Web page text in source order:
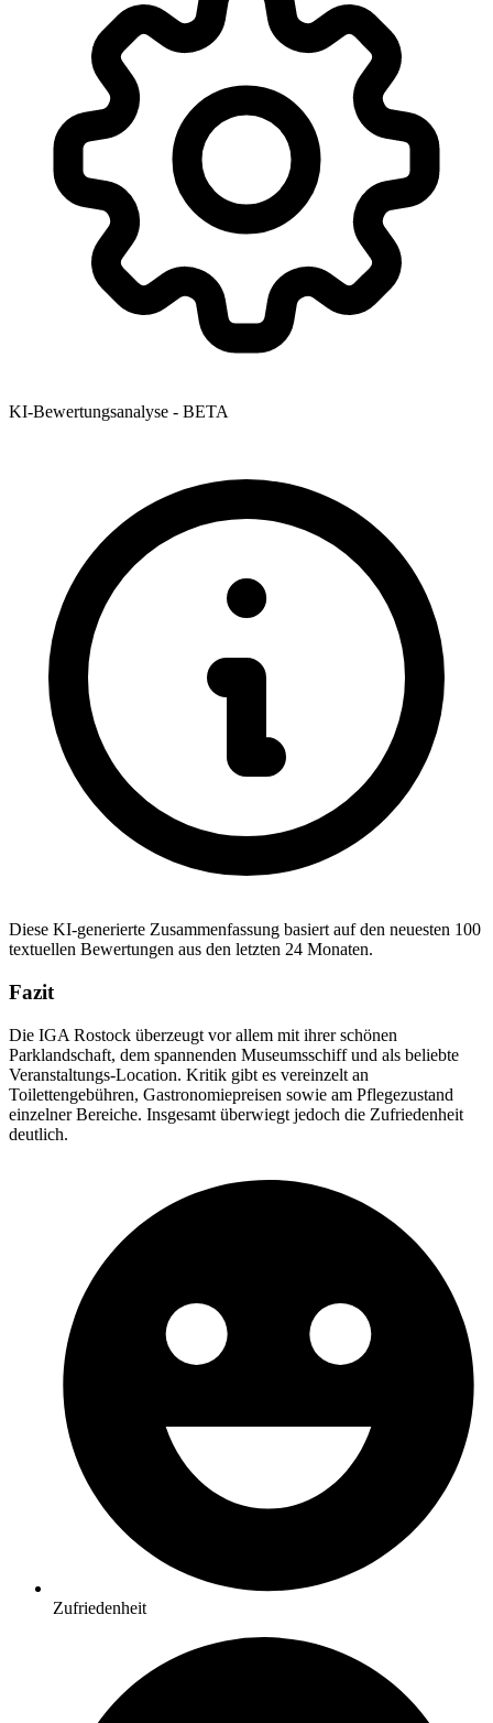
KI-Bewertungsanalyse - BETA
Diese KI-generierte Zusammenfassung basiert auf den neuesten 100
textuellen Bewertungen aus den letzten 24 Monaten.
Fazit
Die IGA Rostock überzeugt vor allem mit ihrer schönen
Parklandschaft, dem spannenden Museumsschiff und als beliebte
Veranstaltungs-Location. Kritik gibt es vereinzelt an
Toilettengebühren, Gastronomiepreisen sowie am Pflegezustand
einzelner Bereiche. Insgesamt überwiegt jedoch die Zufriedenheit
deutlich.
Zufriedenheit